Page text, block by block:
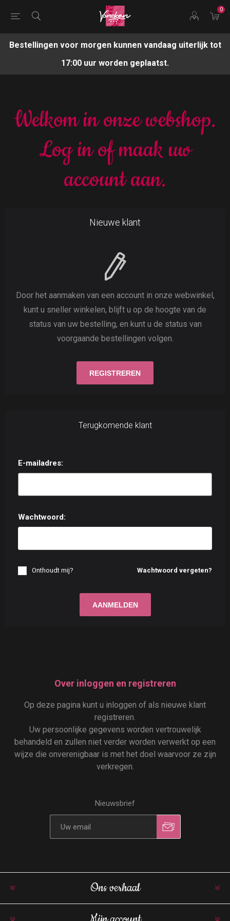
0
Bestellingen voor morgen kunnen vandaag uiterlijk tot
17:00 uur worden geplaatst.
Welkom in onze webshop.
Log in of maak uw
account aan.
Nieuwe klant
Door het aanmaken van een account in onze webwinkel,
kunt u sneller winkelen, blijft u op de hoogte van de
status van uw bestelling, en kunt u de status van
voorgaande bestellingen volgen.
Terugkomende klant
E-mailadres:
Wachtwoord:
Wachtwoord vergeten?
Onthoudt mij?
Over inloggen en registreren
Op deze pagina kunt u inloggen of als nieuwe klant
registreren.
Uw persoonlijke gegevens worden vertrouwelijk
behandeld en zullen niet verder worden verwerkt op een
wijze die onverenigbaar is met het doel waarvoor ze zijn
verkregen.
Nieuwsbrief
Ons verhaal